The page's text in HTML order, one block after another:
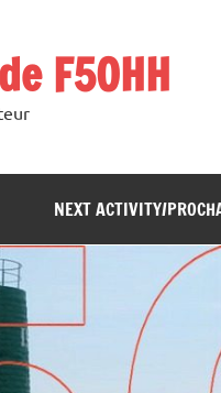
F5OHH
NEXT ACTIVITY/